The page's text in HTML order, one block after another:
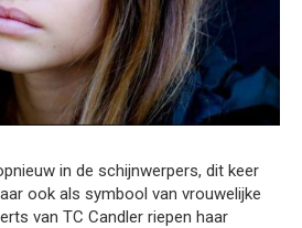
in de schijnwerpers, dit keer
ook als symbool van vrouwelijke
van TC Candler riepen haar